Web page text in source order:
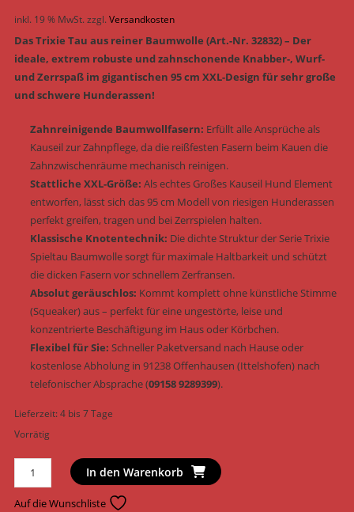
inkl. 19 % MwSt. zzgl. Versandkosten
Das Trixie Tau aus reiner Baumwolle (Art.-Nr. 32832) – Der
ideale, extrem robuste und zahnschonende Knabber-, Wurf-
und Zerrspaß im gigantischen 95 cm XXL-Design für sehr große
und schwere Hunderassen!
Zahnreinigende Baumwollfasern: Erfüllt alle Ansprüche als
Kauseil zur Zahnpflege, da die reißfesten Fasern beim Kauen die
Zahnzwischenräume mechanisch reinigen.
Stattliche XXL-Größe: Als echtes Großes Kauseil Hund Element
entworfen, lässt sich das 95 cm Modell von riesigen Hunderassen
perfekt greifen, tragen und bei Zerrspielen halten.
Klassische Knotentechnik: Die dichte Struktur der Serie Trixie
Spieltau Baumwolle sorgt für maximale Haltbarkeit und schützt
die dicken Fasern vor schnellem Zerfransen.
Absolut geräuschlos: Kommt komplett ohne künstliche Stimme
(Squeaker) aus – perfekt für eine ungestörte, leise und
konzentrierte Beschäftigung im Haus oder Körbchen.
Flexibel für Sie: Schneller Paketversand nach Hause oder
kostenlose Abholung in 91238 Offenhausen (Ittelshofen) nach
telefonischer Absprache (09158 9289399).
Lieferzeit:4 bis 7 Tage
Vorrätig
Trixie
Tau
Baumwolle
In den Warenkorb
Auf die Wunschliste